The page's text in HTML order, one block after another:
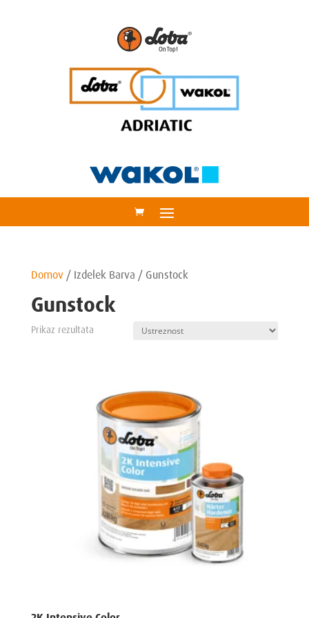
Domov/ Izdelek Barva / Gunstock
Gunstock
Prikaz rezultata